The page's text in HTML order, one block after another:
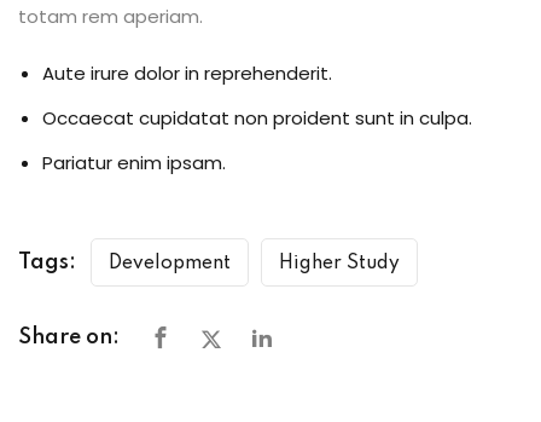
totam rem aperiam.
Aute irure dolor in reprehenderit.
Occaecat cupidatat non proident sunt in culpa.
Pariatur enim ipsam.
Tags: Development Higher Study
Share on: